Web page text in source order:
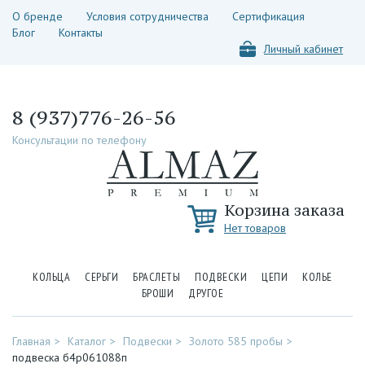
О бренде Условия сотрудничества
Сертификация
Блог
Контакты
Личный кабинет
8 (937)776-26-56
Консультации по телефону
Корзина заказа
Нет товаров
КОЛЬЦА СЕРЬГИ БРАСЛЕТЫ ПОДВЕСКИ ЦЕПИ
КОЛЬЕ
БРОШИ
ДРУГОЕ
Главная Каталог Подвески
Золото 585 пробы
подвеска б4р061088п